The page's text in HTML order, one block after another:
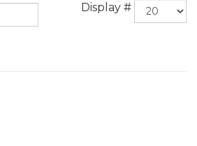
Display #